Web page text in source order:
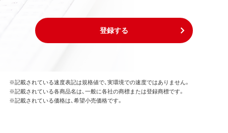
登録する
※記載されている速度表記は規格値で、実環境での速度ではありません。
※記載されている各商品名は、一般に各社の商標または登録商標です。
※記載されている価格は、希望小売価格です。